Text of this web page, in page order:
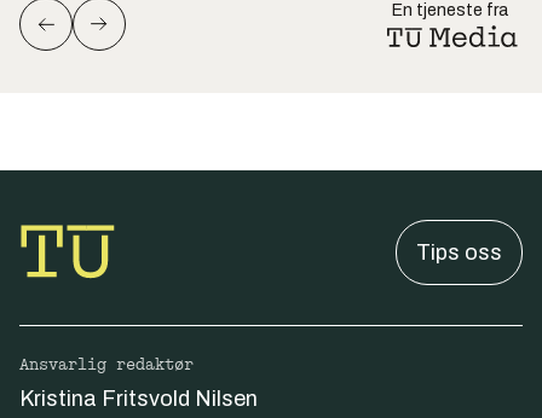
En tjeneste fra
Tips oss
Ansvarlig redaktør
Kristina Fritsvold Nilsen